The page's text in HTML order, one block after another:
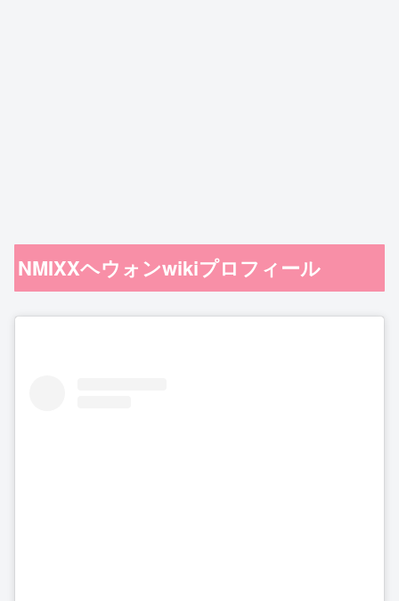
NMIXXヘウォンwikiプロフィール